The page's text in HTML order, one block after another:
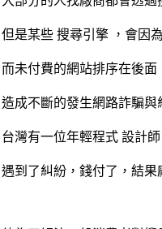
但是某些 搜尋引擎，會因
而未付費的網站排序在後
造成不斷的發生網路詐騙與
台灣有一位年輕程式 設計師
遇到了糾紛，錢付了，結